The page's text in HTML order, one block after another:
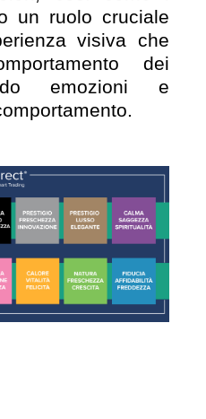
un ruolo cruciale
visiva che
dei
emozioni e